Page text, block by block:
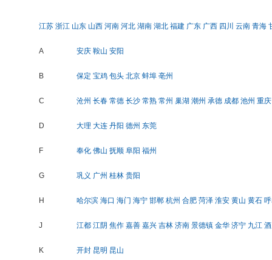
江苏 浙江 山东 山西 河南 河北 湖南 湖北 福建 广东 广西 四川 云南 青海
A 安庆 鞍山 安阳
B 保定 宝鸡 包头 北京 蚌埠 亳州
C 沧州 长春 常德 长沙 常熟 常州 巢湖 潮州 承德 成都 池州 重庆
D 大理 大连 丹阳 德州 东莞
F 奉化 佛山 抚顺 阜阳 福州
G 巩义 广州 桂林 贵阳
H 哈尔滨 海口 海门 海宁 邯郸 杭州 合肥 菏泽 淮安 黄山 黄石
J 江都 江阴 焦作 嘉善 嘉兴 吉林 济南 景德镇 金华 济宁 九江
K 开封 昆明 昆山